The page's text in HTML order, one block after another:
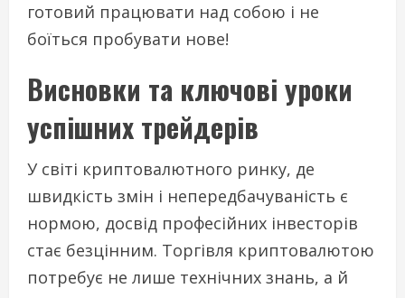
готовий працювати над собою і не
боїться пробувати нове!
Висновки та ключові уроки
успішних трейдерів
У світі криптовалютного ринку, де
швидкість змін і непередбачуваність є
нормою, досвід професійних інвесторів
стає безцінним. Торгівля криптовалютою
потребує не лише технічних знань, а й